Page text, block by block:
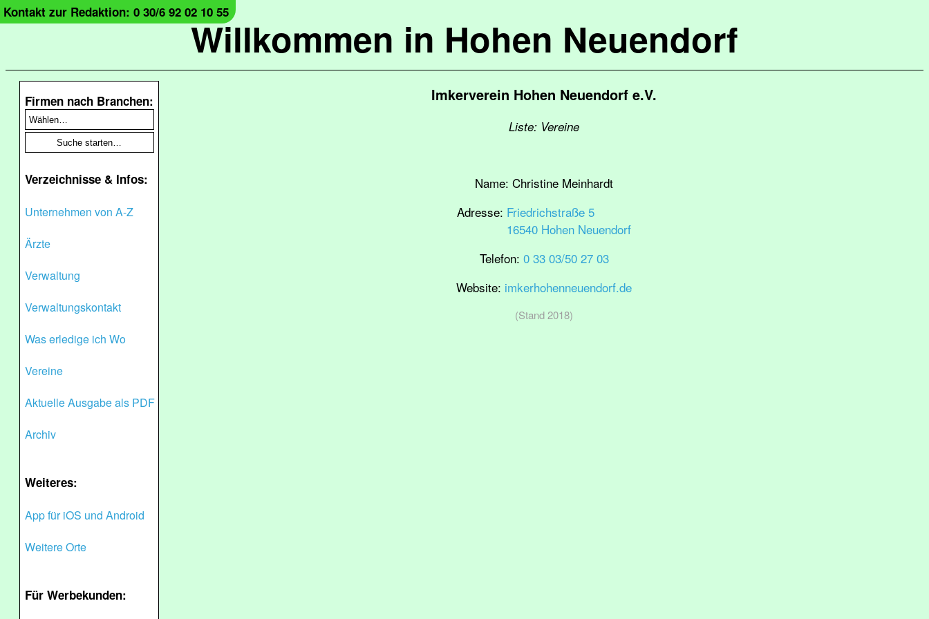
Willkommen in Hohen Neuendorf
Kontakt zur Redaktion: 0 30/6 92 02 10 55
Firmen nach Branchen:
Verzeichnisse & Infos:
Unternehmen von A-Z
Ärzte
Verwaltung
Verwaltungskontakt
Was erledige ich Wo
Vereine
Aktuelle Ausgabe als PDF
Archiv
Weiteres:
App für iOS und Android
Weitere Orte
Für Werbekunden:
Imkerverein Hohen Neuendorf e.V.
Liste: Vereine
Name: Christine Meinhardt
Adresse: Friedrichstraße 5
16540 Hohen Neuendorf
Telefon: 0 33 03/50 27 03
Website: imkerhohenneuendorf.de
(Stand 2018)